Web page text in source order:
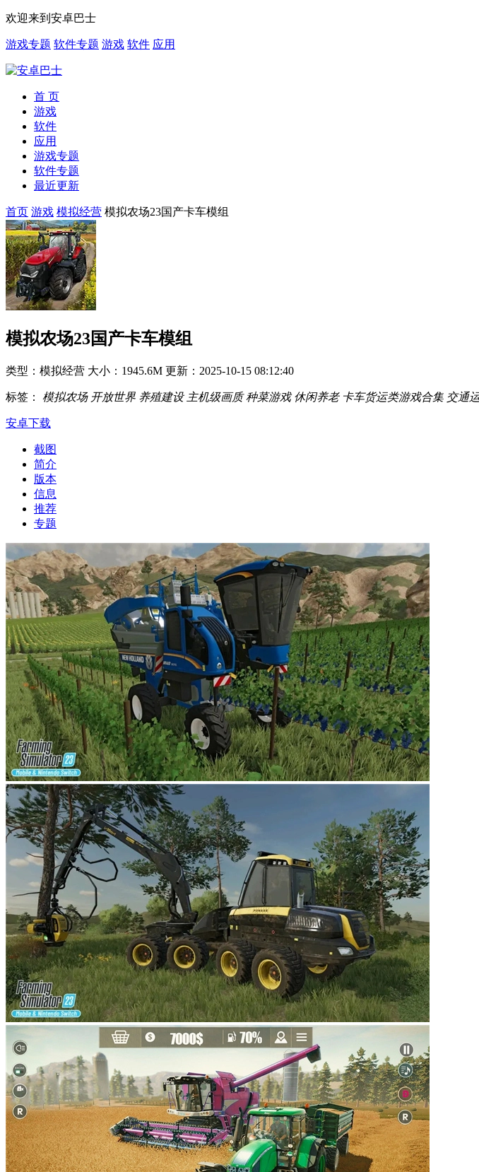
欢迎来到安卓巴士
游戏专题 软件专题 游戏 软件 应用
首 页
游戏
软件
应用
游戏专题
软件专题
最近更新
首页 游戏 模拟经营 模拟农场23国产卡车模组
模拟农场23国产卡车模组
类型：模拟经营 大小：1945.6M 更新：2025-10-15 08:12:40
标签： 模拟农场 开放世界 养殖建设 主机级画质 种菜游戏 休闲养老 卡车货运类游戏合集 交通
安卓下载
截图
简介
版本
信息
推荐
专题